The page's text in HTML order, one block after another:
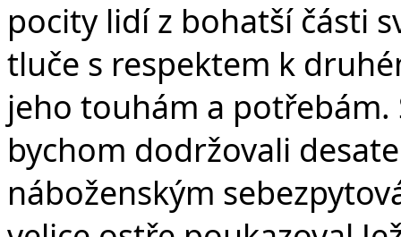
pocity lidí z bohatší části
tluče s respektem k
jeho touhám a potřebám.
bychom dodržovali
náboženským